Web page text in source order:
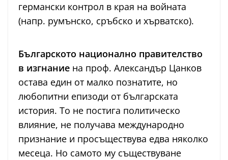
германски контрол в края на войната
(напр. румънско, сръбско и хърватско).
Българското национално правителство
в изгнание на проф. Александър Цанков
остава един от малко познатите, но
любопитни епизоди от българската
история. То не постига политическо
влияние, не получава международно
признание и просъществува едва няколко
месеца. Но самото му съществуване